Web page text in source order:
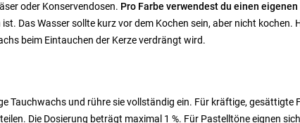
oder Konservendosen. Pro Farbe verwendest du einen
Das Wasser sollte kurz vor dem Kochen sein, aber nicht
beim Eintauchen der Kerze verdrängt wird.
Tauchwachs und rühre sie vollständig ein. Für kräftige, gesättigte
Die Dosierung beträgt maximal 1 %. Für Pastelltöne eignen